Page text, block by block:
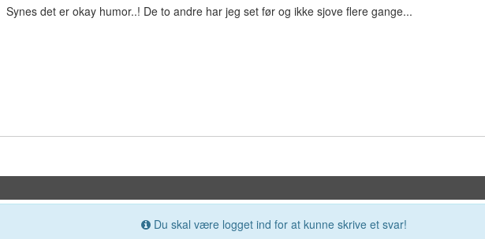
Synes det er okay humor..! De to andre har jeg set før og ikke sjove flere gange...
Du skal være logget ind for at kunne skrive et svar!